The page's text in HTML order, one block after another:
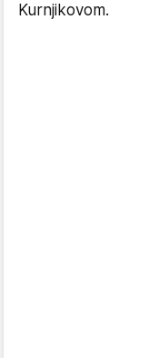
Kurnjikovom.